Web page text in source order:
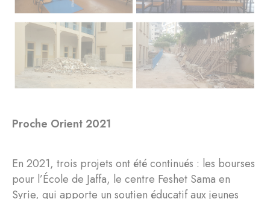
Proche Orient 2021
En 2021, trois projets ont été continués : les bourses
pour l’École de Jaffa, le centre Feshet Sama en
Syrie, qui apporte un soutien éducatif aux jeunes